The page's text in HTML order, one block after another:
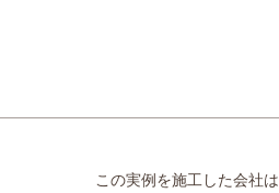
この実例を施工した会社は